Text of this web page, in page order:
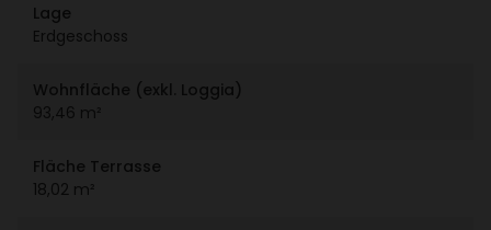
Lage
Erdge­schoss
Wohn­fläche (exkl. Loggia)
93,46 m²
Fläche Terrasse
18,02 m²